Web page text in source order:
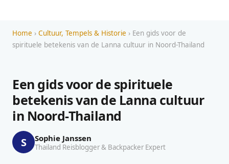
Home › Cultuur, Tempels & Historie › Een gids voor de
spirituele betekenis van de Lanna cultuur in Noord-Thailand
Een gids voor de spirituele
betekenis van de Lanna cultuur
in Noord-Thailand
S Sophie Janssen
Thailand Reisblogger & Backpacker Expert